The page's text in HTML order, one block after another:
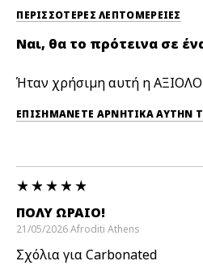
ΠΕΡΙΣΣΌΤΕΡΕΣ ΛΕΠΤΟΜΈΡΕΙΕΣ
Ναι, θα το πρότεινα σε
Ήταν χρήσιμη αυτή η
ΕΠΙΣΗΜΆΝΕΤΕ
ΠΟΛΎ ΩΡΑΊΟ!
21/05/2026Afroditi Athens
Σχόλια για Carbonated